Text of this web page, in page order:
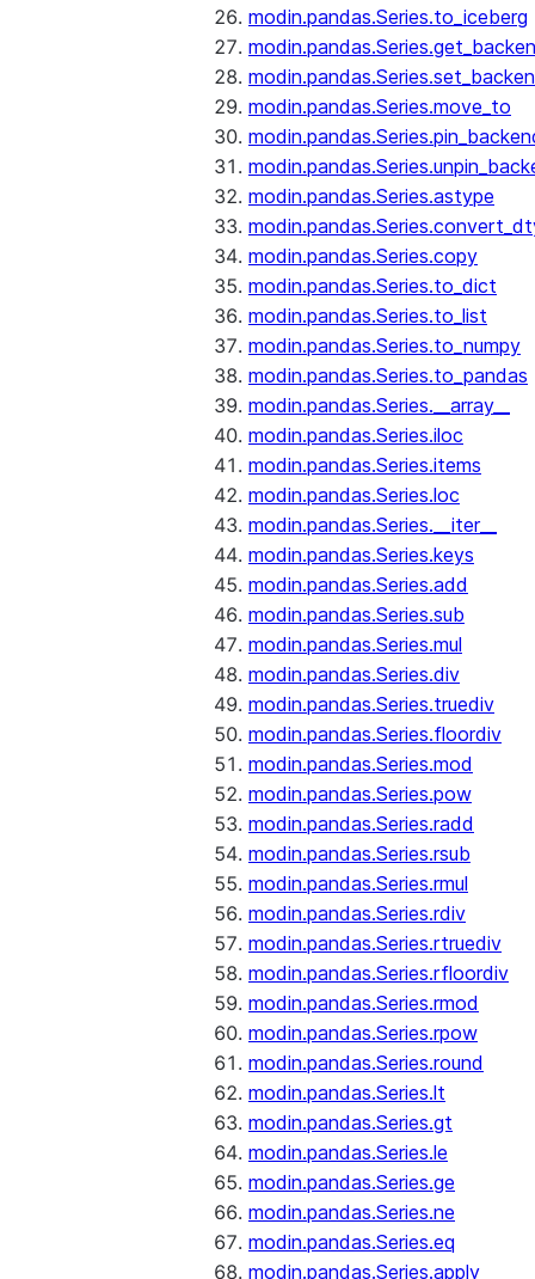
modin.pandas.Series.to_iceberg
modin.pandas.Series.move_to
modin.pandas.Series.astype
modin.pandas.Series.copy
modin.pandas.Series.to_dict
modin.pandas.Series.to_list
modin.pandas.Series.to_numpy
modin.pandas.Series.to_pandas
modin.pandas.Series.__array__
modin.pandas.Series.iloc
modin.pandas.Series.items
modin.pandas.Series.loc
modin.pandas.Series.__iter__
modin.pandas.Series.keys
modin.pandas.Series.add
modin.pandas.Series.sub
modin.pandas.Series.mul
modin.pandas.Series.div
modin.pandas.Series.truediv
modin.pandas.Series.floordiv
modin.pandas.Series.mod
modin.pandas.Series.pow
modin.pandas.Series.radd
modin.pandas.Series.rsub
modin.pandas.Series.rmul
modin.pandas.Series.rdiv
modin.pandas.Series.rtruediv
modin.pandas.Series.rfloordiv
modin.pandas.Series.rmod
modin.pandas.Series.rpow
modin.pandas.Series.round
modin.pandas.Series.lt
modin.pandas.Series.gt
modin.pandas.Series.le
modin.pandas.Series.ge
modin.pandas.Series.ne
modin.pandas.Series.eq
modin.pandas.Series.apply